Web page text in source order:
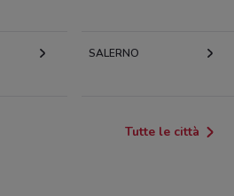
SALERNO
Tutte le città